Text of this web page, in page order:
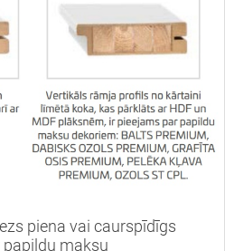
piena vai caurspīdīgs
maksu